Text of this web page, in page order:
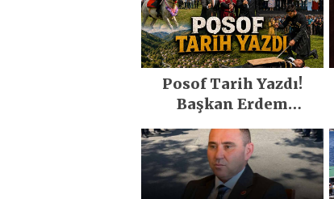
Posof Tarih Yazdı!
Başkan Erdem
Emeğiyle Son Yılların
En Büyük Festivali
Gerçekleşti